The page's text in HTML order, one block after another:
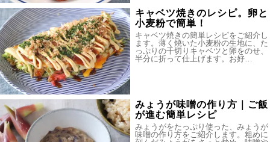
キャベツ焼きのレシピ。卵と
小麦粉で簡単！
キャベツ焼きの簡単レシピをご紹介し
ます。薄く焼いた小麦粉の生地に、た
っぷりの千切りキャベツと卵をのせ、
半分に折って仕上げます。お好…
みょうが味噌の作り方｜ご飯
が進む簡単レシピ
みょうがをたっぷり使った、みょうが
味噌の作り方をご紹介します。粗めに